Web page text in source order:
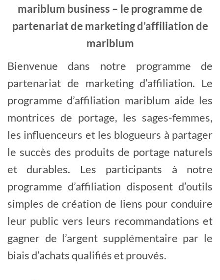
mariblum business – le programme de
partenariat de marketing d’affiliation de
mariblum
Bienvenue dans notre programme de
partenariat de marketing d’affiliation. Le
programme d’affiliation mariblum aide les
montrices de portage, les sages-femmes,
les influenceurs et les blogueurs à partager
le succès des produits de portage naturels
et durables. Les participants à notre
programme d’affiliation disposent d’outils
simples de création de liens pour conduire
leur public vers leurs recommandations et
gagner de l’argent supplémentaire par le
biais d’achats qualifiés et prouvés.